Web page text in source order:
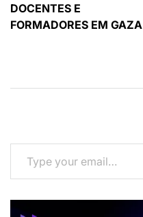
DOCENTES E
FORMADORES EM GAZA
Type your email…